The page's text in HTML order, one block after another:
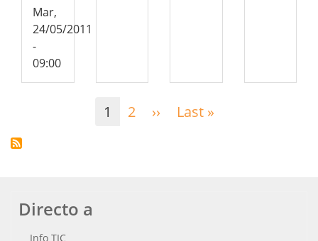
Mar,
24/05/2011
-
09:00
1 2 ›› Siguiente
Last »
Directo a
Info TIC